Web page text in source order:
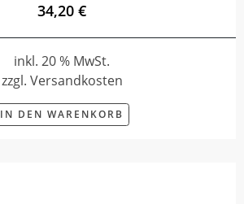
34,20 €
inkl. 20 % MwSt.
zzgl. Versandkosten
IN DEN WARENKORB